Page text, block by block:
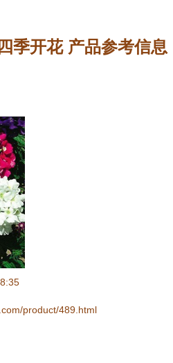
季开花 产品参考信息
product/489.html